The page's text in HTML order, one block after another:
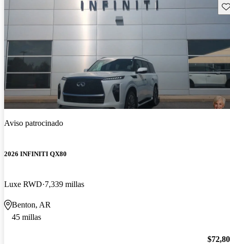
Aviso patrocinado
2026 INFINITI QX80
Luxe RWD 7,339 millas
Benton, AR
45 millas